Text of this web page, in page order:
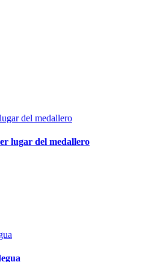
lugar del medallero